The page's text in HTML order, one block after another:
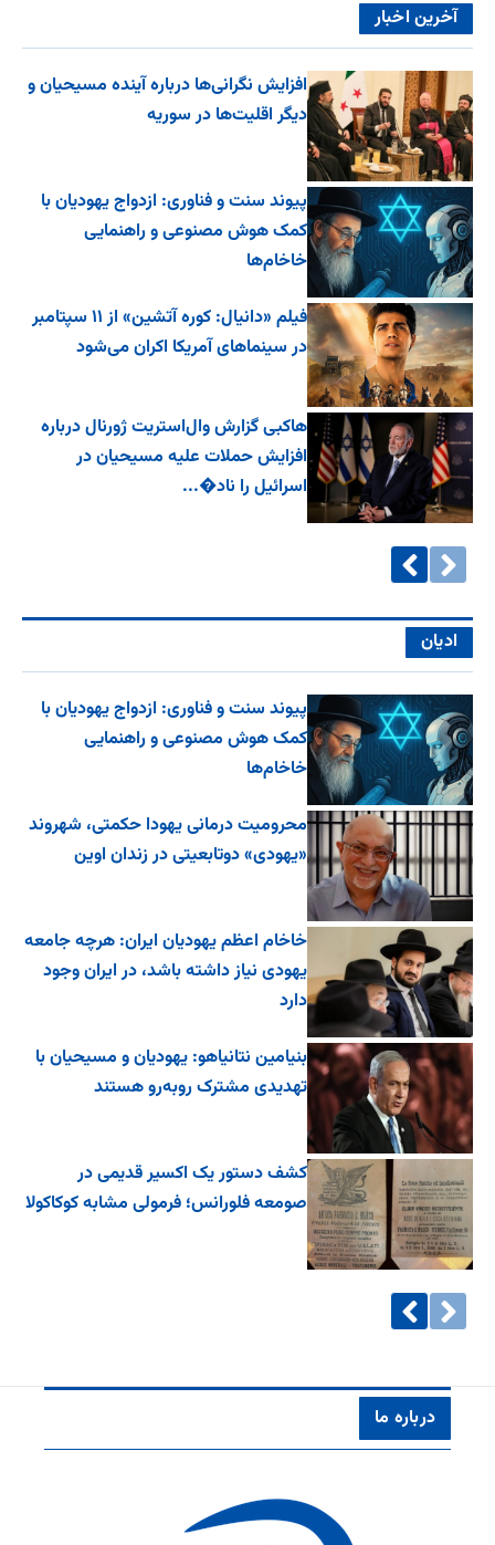
آخرین اخبار
افزایش نگرانی‌ها درباره آینده مسیحیان و
دیگر اقلیت‌ها در سوریه
پیوند سنت و فناوری: ازدواج یهودیان با
کمک هوش مصنوعی و راهنمایی
خاخام‌ها
فیلم «دانیال: کوره آتشین» از ۱۱ سپتامبر
در سینماهای آمریکا اکران می‌شود
هاکبی گزارش وال‌استریت ژورنال درباره
افزایش حملات علیه مسیحیان در
اسرائیل را ناد�...
ادیان
پیوند سنت و فناوری: ازدواج یهودیان با
کمک هوش مصنوعی و راهنمایی
خاخام‌ها
محرومیت درمانی یهودا حکمتی، شهروند
«یهودی» دوتابعیتی در زندان اوین
خاخام اعظم یهودیان ایران: هرچه جامعه
یهودی نیاز داشته باشد، در ایران وجود
دارد
بنیامین نتانیاهو: یهودیان و مسیحیان با
تهدیدی مشترک روبه‌رو هستند
کشف دستور یک اکسیر قدیمی در
صومعه فلورانس؛ فرمولی مشابه کوکاکولا
درباره ما